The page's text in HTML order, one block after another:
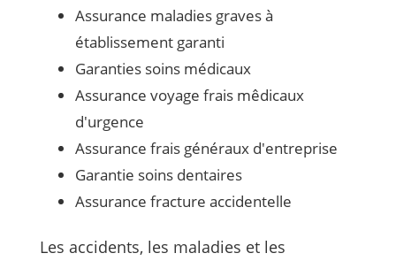
Assurance maladies graves à
établissement garanti
Garanties soins médicaux
Assurance voyage frais mêdicaux
d'urgence
Assurance frais généraux d'entreprise
Garantie soins dentaires
Assurance fracture accidentelle
Les accidents, les maladies et les